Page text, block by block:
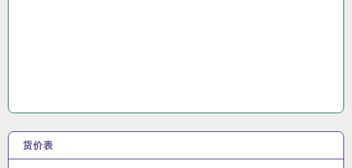
货价表
19 5月 2026